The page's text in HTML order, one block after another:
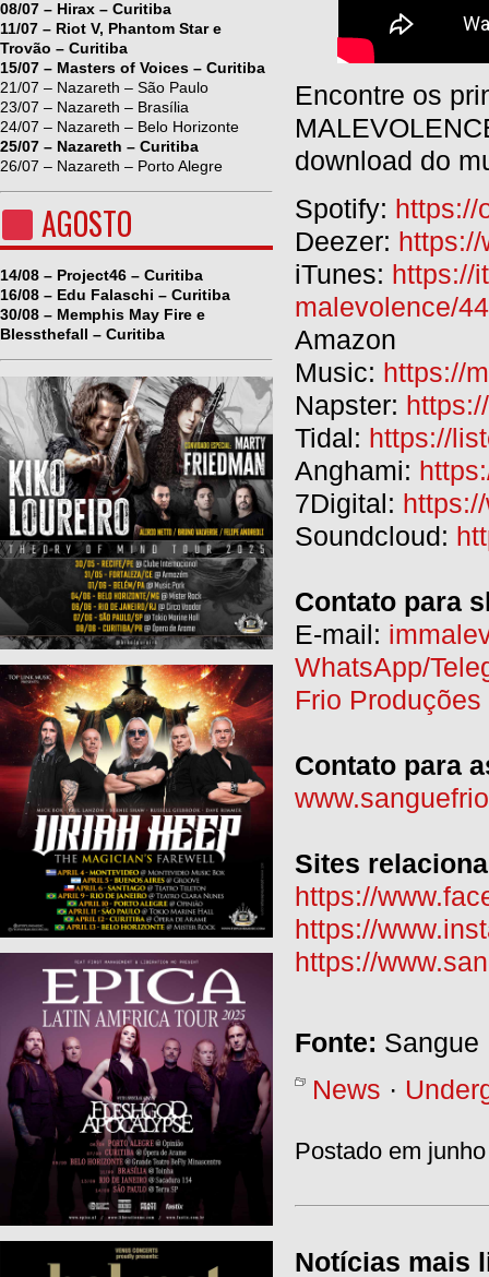
08/07 – Hirax – Curitiba
11/07 – Riot V, Phantom Star e
Trovão – Curitiba
15/07 – Masters of Voices – Curitiba
21/07 – Nazareth – São Paulo
23/07 – Nazareth – Brasília
24/07 – Nazareth – Belo Horizonte
25/07 – Nazareth – Curitiba
26/07 – Nazareth – Porto Alegre
AGOSTO
14/08 – Project46 – Curitiba
16/08 – Edu Falaschi – Curitiba
30/08 – Memphis May Fire e
Blessthefall – Curitiba
Encontre os
download do
Spotify: https://
Deezer: https://
iTunes: https://
malevolence/
Amazon
Music: https://
Napster:
Tidal: https://
Anghami:
7Digital:
Soundcloud:
Contato para
E-mail:
WhatsApp/
Frio Produções
Contato para
Sites
https://
https://
https://
Fonte: Sangue
News ·
Postado em
Notícias mais